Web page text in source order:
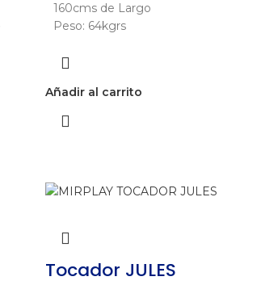
160cms de Largo
Peso: 64kgrs
Añadir al carrito
Tocador JULES